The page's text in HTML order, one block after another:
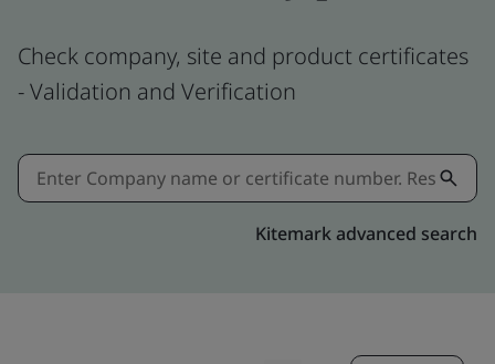
Check company, site and product certificates
- Validation and Verification
Kitemark advanced search